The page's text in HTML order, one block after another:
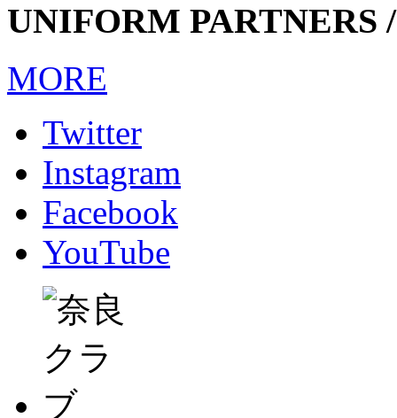
UNIFORM PARTNERS
MORE
Twitter
Instagram
Facebook
YouTube